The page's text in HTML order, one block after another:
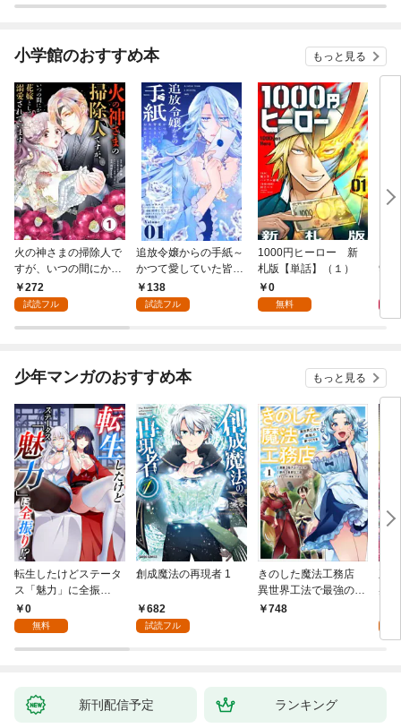
小学館のおすすめ本 もっと見る
火の神さまの掃除人で
すが、いつの間にか花
嫁として溺愛されてい
ます【単話】（１）
272
試読フル
追放令嬢からの手紙～
かつて愛していた皆さ
まへ 私のことなどお忘
れですか？～【単話】
138
試読フル
1000円ヒーロー 新
札版【単話】（１）
0
無料
9.5
少年マンガのおすすめ本 もっと見る
転生したけどステータ
ス「魅力」に全振
り！？(1)
0
無料
創成魔法の再現者 1
682
試読フル
きのした魔法工務店
異世界工法で最強の家
づくりを（コミック）
748
兆
る
新刊配信予定 ランキング